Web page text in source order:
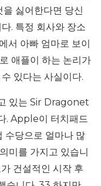
을 싫어한다면 당신
. 특정 회사와 장소
서 아빠 엄마로 보이
애플이 하는 논리가
있다는 사실이다.
있는 Sir Dragonet
. Apple이 터치패드
수당으로 얼마나 많
미를 가지고 있습니
건설적인 시작 후